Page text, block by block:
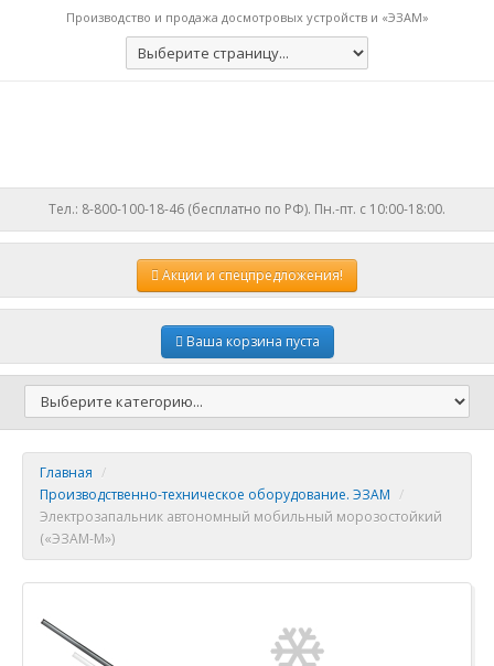
Производство и продажа досмотровых устройств и «ЭЗАМ»
Тел.: 8-800-100-18-46 (бесплатно по РФ). Пн.-пт. с 10:00-18:00.
Акциии спецпредложения!
Ваша корзина пуста
Главная /
Производственно-техническое оборудование. ЭЗАМ /
Электрозапальник автономный мобильный морозостойкий
(«ЭЗАМ-М»)